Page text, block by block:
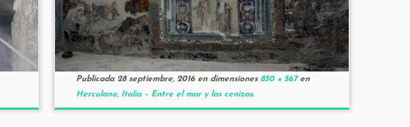
Publicada 28 septiembre, 2016en dimensiones850 × 567en
Herculano, Italia – Entre el mar y las cenizas.